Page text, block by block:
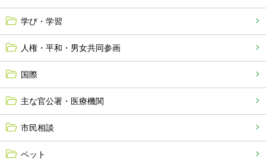
学び・学習
人権・平和・男女共同参画
国際
主な官公署・医療機関
市民相談
ペット